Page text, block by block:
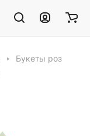
Букеты роз